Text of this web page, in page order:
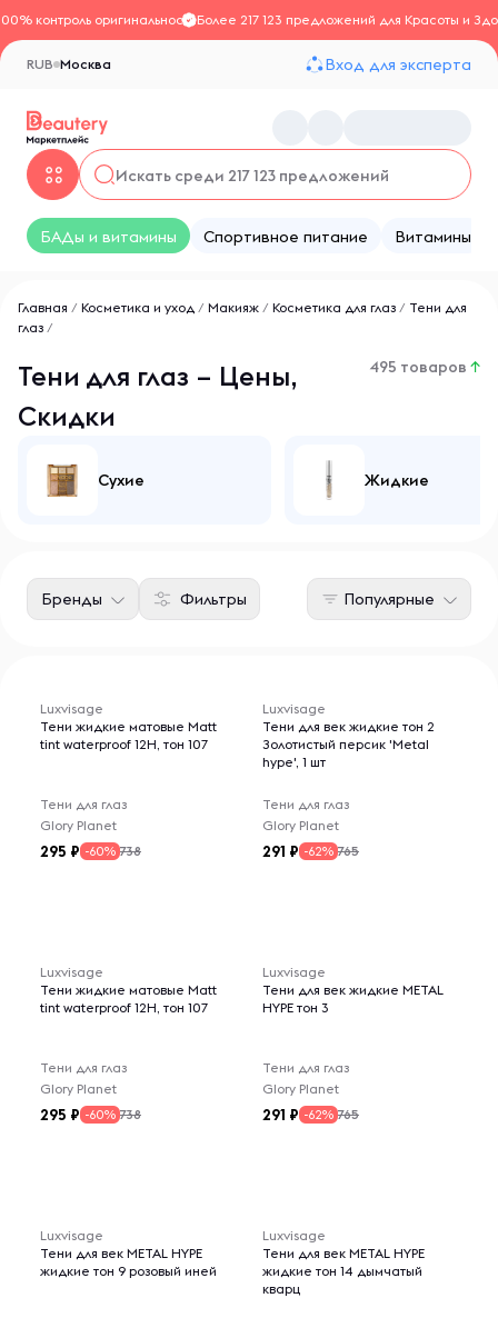
контроль оригинальностиБолее 217 123 предложений для Красоты и
Москва
RUB Вход для эксперта
БАДы и витамины Спортивное питание Витамины
Главная / Косметика и уход / Макияж / Косметика для глаз / Тени для
глаз /
Тени для глаз – Цены,
Скидки
495 товаров ↑
Сухие Жидкие
Фильтры
Бренды Популярные
Luxvisage
Тени жидкие матовые Matt
tint waterproof 12H, тон 107
Тени для глаз
Glory Planet
295 -60% 738
Luxvisage
Тени для век жидкие тон 2
Золотистый персик 'Metal
hype', 1 шт
Тени для глаз
Glory Planet
291 -62% 765
Luxvisage
Тени жидкие матовые Matt
tint waterproof 12H, тон 107
Тени для глаз
Glory Planet
295 -60% 738
Luxvisage
Тени для век жидкие METAL
HYPE тон 3
Тени для глаз
Glory Planet
291 -62% 765
Luxvisage
Тени для век METAL HYPE
жидкие тон 9 розовый иней
Luxvisage
Тени для век METAL HYPE
жидкие тон 14 дымчатый
кварц